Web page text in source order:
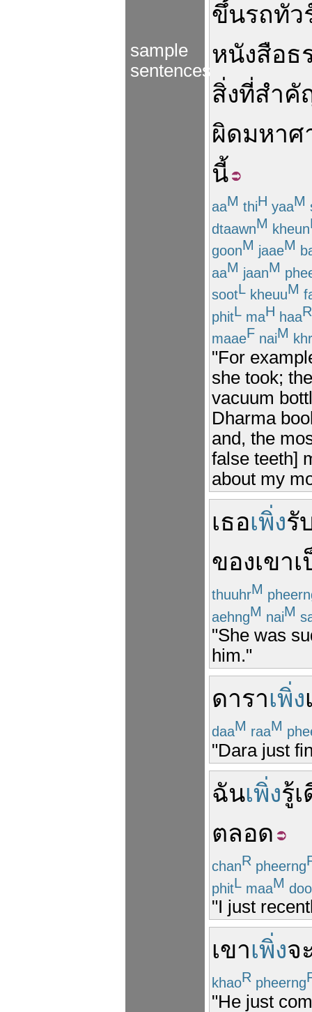
sample
sentences
ขึ้นรถทัว
หนังสือธ
สิ่งที่สำคั
ผิดมหาศ
นี้
aaM thiH yaaM
dtaawnM kheun
goonM jaaeM
aaM jaanM
sootL kheuuM
phitL maH haaR
maaeF naiM
"For
she took;
vacuum
Dharma
and, the
false teeth]
about my
เธอเพิ่งรั
ของเขา
thuuhrM
aehngM naiM
"She was
him."
ดาราเพิ่ง
daaM raaM
"Dara just
ฉันเพิ่งรู้
ตลอด
chanR pheerng
phitL maaM
"I just
เขาเพิ่งจ
khaoR pheerng
"He just